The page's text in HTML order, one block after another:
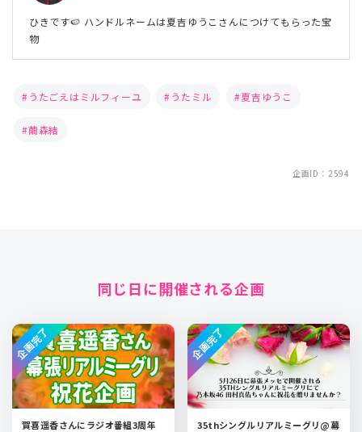
ひきです🍉 ハンドルネームは夏吉ゆうこさんにつけてもらった宝
物
うたごえはミルフィーユ うたミル 夏吉ゆうこ
繭森結
企画ID：2594
同じ日に開催される企画
賀喜遥香さんにラジオ番組3周年
企画完了
35thシングルリアルミーグリ@幕
企画完了